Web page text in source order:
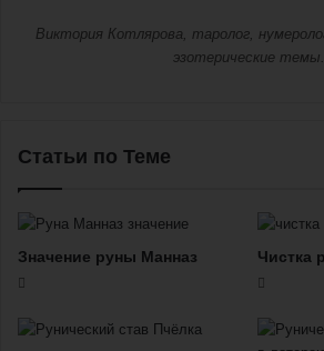
Виктория Котлярова, таролог,
эзотерические темы.
Статьи по Теме
Значение руны Манназ Чистка